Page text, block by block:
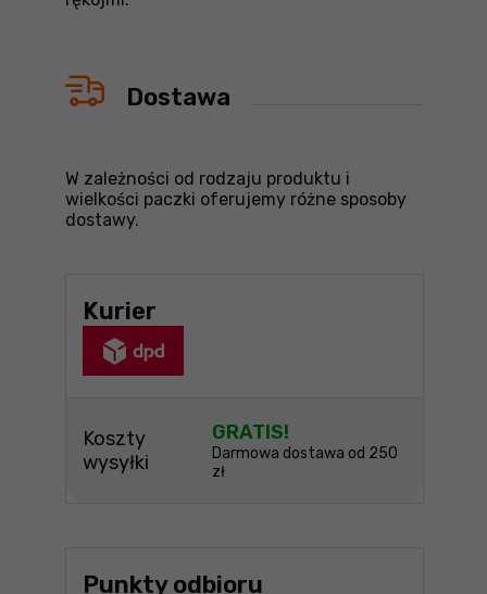
Dostawa
W zależności od rodzaju produktu i
wielkości paczki oferujemy różne sposoby
dostawy.
Kurier
Koszty
wysyłki
GRATIS!
Darmowa dostawa od 250
zł
Punkty odbioru